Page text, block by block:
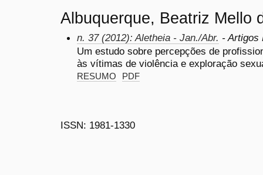
Albuquerque, Beatriz Mello
n. 37 (2012): Aletheia - Jan./Abr. - Artigos
Um estudo sobre percepções de
às vítimas de violência e exploração
RESUMO PDF
ISSN: 1981-1330